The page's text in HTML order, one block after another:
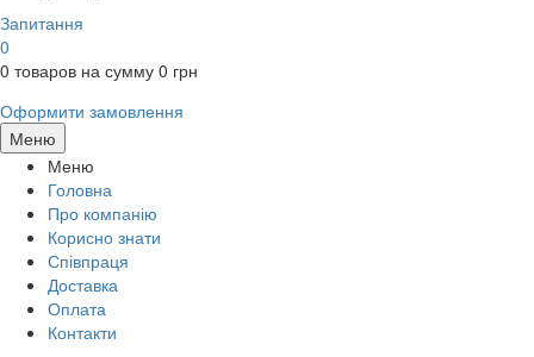
Запитання
0
0 товаров на сумму 0 грн
Оформити замовлення
Меню
Меню
Головна
Про компанію
Корисно знати
Співпраця
Доставка
Оплата
Контакти